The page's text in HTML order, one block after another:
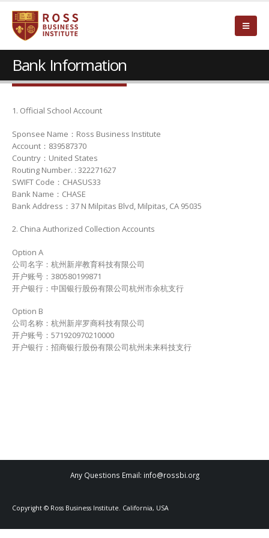
Bank Information
1. Official School Account
Sponsee Name：Ross Business Institute
Account：839587370
Country：United States
Routing Number. : 322271627
SWIFT Code：CHASUS33
Bank Name：CHASE
Bank Address：37 N Milpitas Blvd, Milpitas, CA 95035
2. China Authorized Collection Accounts
Option A
公司名字：杭州新岸教育科技有限公司
开户账号：380580199871
开户银行：中国银行股份有限公司杭州市余杭支行
Option B
公司名称：杭州新岸罗商科技有限公司
开户账号：571920970210000
开户银行：招商银行股份有限公司杭州未来科技支行
Any Questions Email: info@rossbi.org
Copyright © Ross Business Institute. California, USA